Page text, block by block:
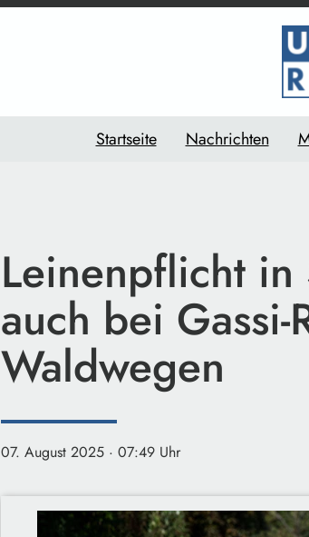
Startseite Nachrichten
Leinenpflicht
auch bei
Waldwegen
07. August 2025 · 07:49 Uhr